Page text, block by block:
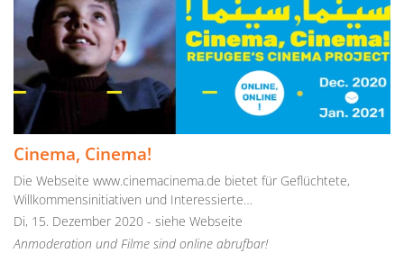
Cinema, Cinema!
Die Webseite www.cinemacinema.de bietet für Geflüchtete,
Willkommensinitiativen und Interessierte…
Di, 15. Dezember 2020 - siehe Webseite
Anmoderation und Filme sind online abrufbar!